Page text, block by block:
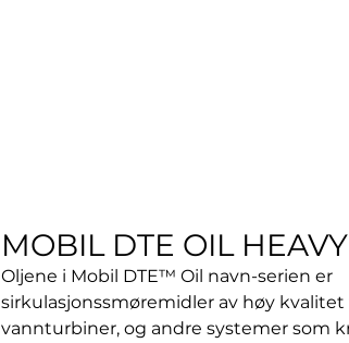
MOBIL DTE OIL
Oljene i Mobil DTE™ Oil navn-serien er
sirkulasjonssmøremidler av høy
vannturbiner, og andre systemer som